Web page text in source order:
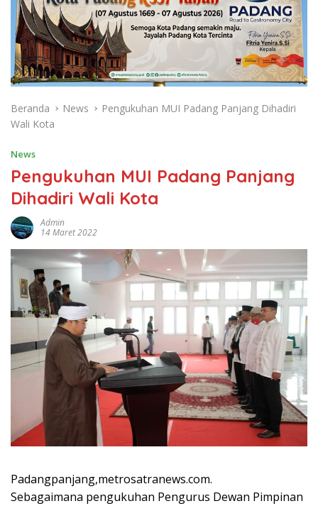
Beranda News
Pengukuhan MUI Padang Panjang Dihadiri
Wali Kota
News
Pengukuhan MUI Padang Panjang
Dihadiri Wali Kota
Admin
14 Maret 2022
Padangpanjang,metrosatranews.com.
Sebagaimana pengukuhan Pengurus Dewan Pimpinan